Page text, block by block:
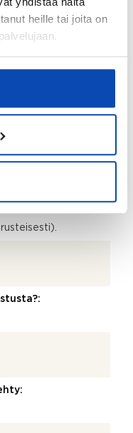
heille tai joita on
kellarikomero,